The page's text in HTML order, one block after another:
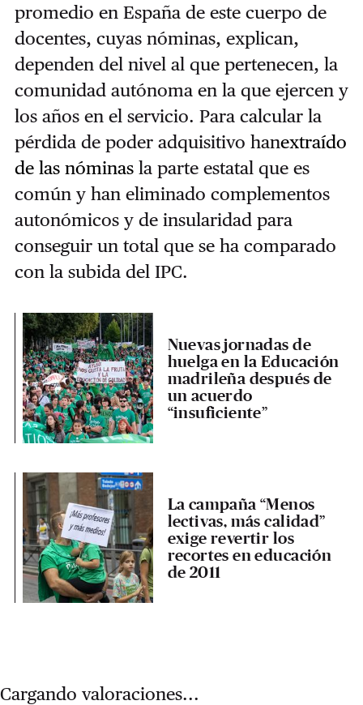
promedio en España de este cuerpo de
docentes, cuyas nóminas, explican,
dependen del nivel al que pertenecen, la
comunidad autónoma en la que ejercen y
los años en el servicio. Para calcular la
pérdida de poder adquisitivo hanextraído
de las nóminasla parte estatal que es
común y han eliminado complementos
autonómicos y de insularidad para
conseguir un total que se ha comparado
con la subida del IPC.
Nuevas jornadas de
huelga en la Educación
madrileña después de
un acuerdo
“insuficiente”
La campaña “Menos
lectivas, más calidad”
exige revertir los
recortes en educación
de 2011
Cargando valoraciones...